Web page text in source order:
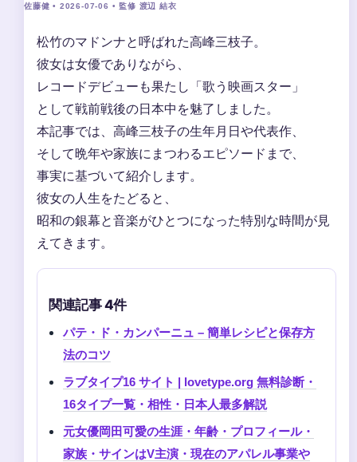
佐藤健 • 2026-07-06 • 監修 渡辺 結衣
松竹のマドンナと呼ばれた高峰三枝子。
彼女は女優でありながら、
レコードデビューも果たし「歌う映画スター」
として戦前戦後の日本中を魅了しました。
本記事では、高峰三枝子の生年月日や代表作、
そして晩年や家族にまつわるエピソードまで、
事実に基づいて紹介します。
彼女の人生をたどると、
昭和の銀幕と音楽がひとつになった特別な時間が見
えてきます。
関連記事 4件
パテ・ド・カンパーニュ – 簡単レシピと保存方
法のコツ
ラブタイプ16 サイト | lovetype.org 無料診断・
16タイプ一覧・相性・日本人最多解説
元女優岡田可愛の生涯・年齢・プロフィール・
家族・サインはV主演・現在のアパレル事業や